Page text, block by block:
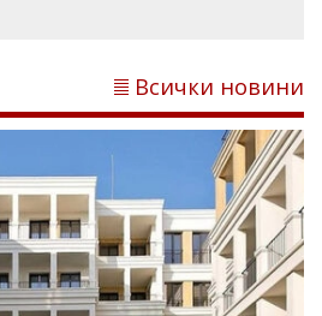
Всички новини